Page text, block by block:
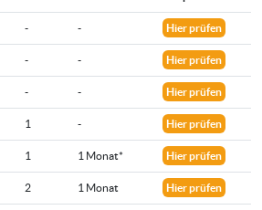
- - Hier prüfen
- - Hier prüfen
- - Hier prüfen
1 - Hier prüfen
1 1 Monat* Hier prüfen
2 1 Monat Hier prüfen